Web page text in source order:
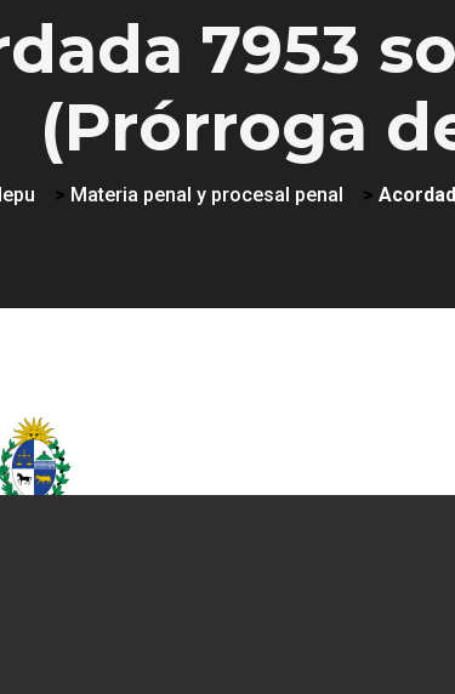
7953
(Prórroga
> Materia penal y procesal penal >